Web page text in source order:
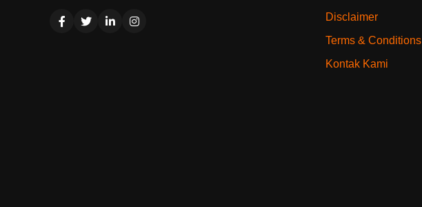
Disclaimer
Terms & Conditions
Kontak Kami